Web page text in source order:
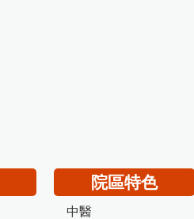
院區特色
中醫